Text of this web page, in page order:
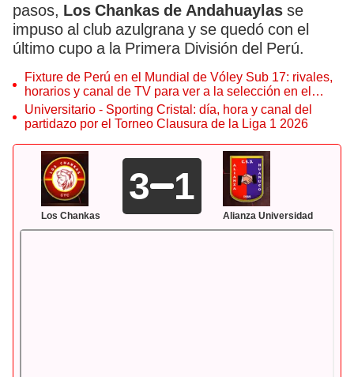
pasos, Los Chankas de Andahuaylas se
impuso al club azulgrana y se quedó con el
último cupo a la Primera División del Perú.
Fixture de Perú en el Mundial de Vóley Sub 17: rivales,
horarios y canal de TV para ver a la selección en el
torneo
Universitario - Sporting Cristal: día, hora y canal del
partidazo por el Torneo Clausura de la Liga 1 2026
Los Chankas
3 1
Alianza Universidad